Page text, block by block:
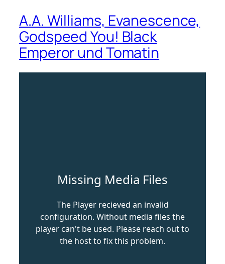
A.A. Williams, Evanescence,
Godspeed You! Black
Emperor und Tomatin